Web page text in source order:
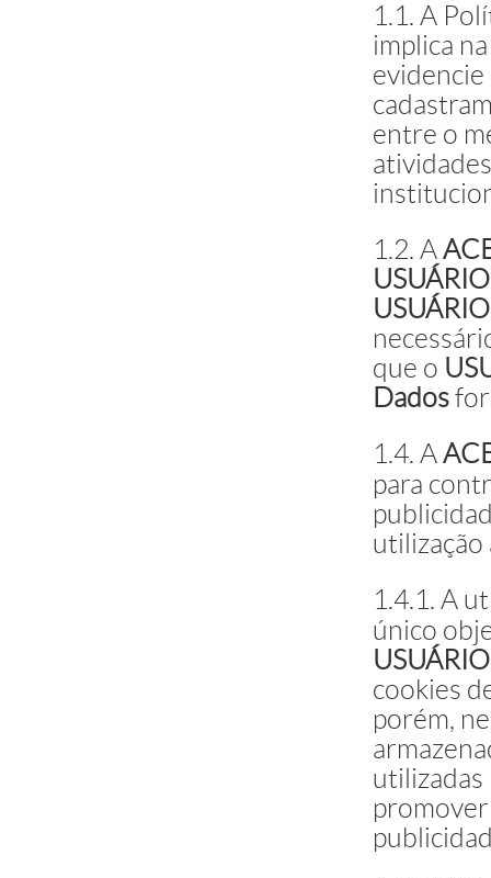
1.1. A
implica
evidencie
entre o
1.2. A
USUÁRIO
USUÁRIO
que o
Dados
1.4. A
para
utilização
1.4.1. A
único
USUÁRIO
cookies
porém,
utilizadas